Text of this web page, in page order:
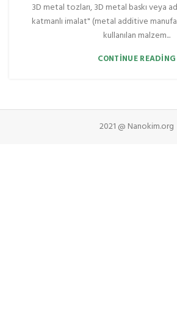
3D metal tozları, 3D metal baskı veya
katmanlı imalat" (metal additive
kullanılan malzem...
CONTINUE READING
2021 @ Nanokim.org